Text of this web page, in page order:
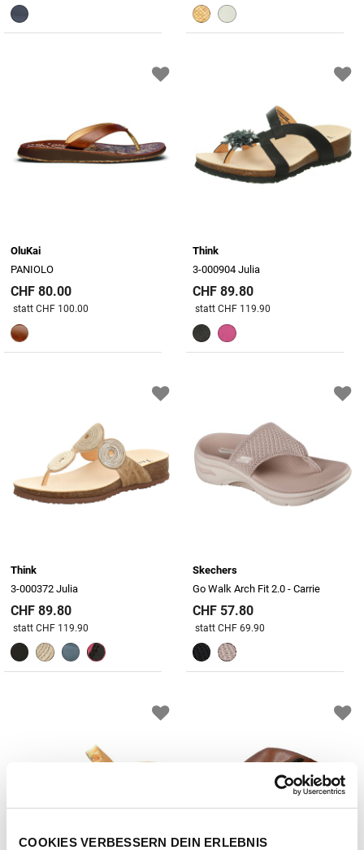
COOKIES VERBESSERN DEIN ERLEBNIS
OluKai
PANIOLO
CHF 80.00
Preis reduziert von
statt CHF 100.00
Think
3-000904 Julia
CHF 89.80
Preis reduziert von
statt CHF 119.90
Think
3-000372 Julia
CHF 89.80
Preis reduziert von
statt CHF 119.90
Skechers
Go Walk Arch Fit 2.0 - Carrie
CHF 57.80
Preis reduziert von
statt CHF 69.90